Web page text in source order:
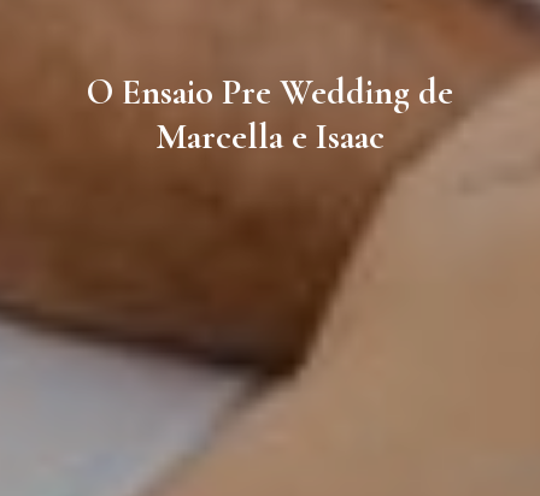
O Ensaio Pre Wedding de
Marcella e Isaac